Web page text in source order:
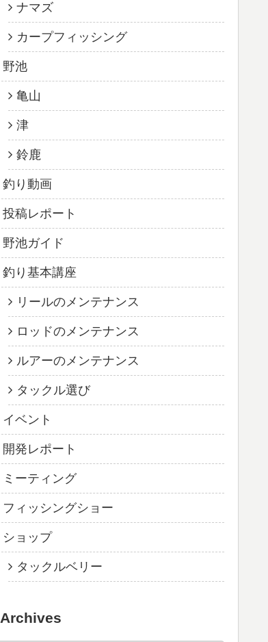
ナマズ
カープフィッシング
野池
亀山
津
鈴鹿
釣り動画
投稿レポート
野池ガイド
釣り基本講座
リールのメンテナンス
ロッドのメンテナンス
ルアーのメンテナンス
タックル選び
イベント
開発レポート
ミーティング
フィッシングショー
ショップ
タックルベリー
Archives